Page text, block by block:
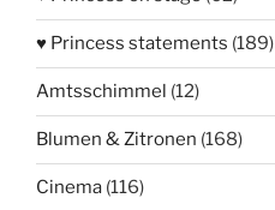
♥ Princess statements (189)
Amtsschimmel (12)
Blumen & Zitronen (168)
Cinema (116)